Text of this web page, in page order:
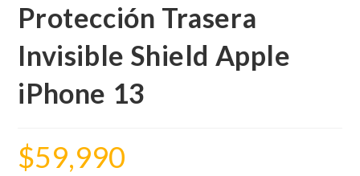
Protección Trasera
Invisible Shield Apple
iPhone 13
$59,990